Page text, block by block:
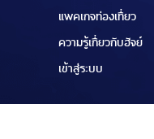
แพคเกจท่องเที่ยว
ความรู้เกี่ยวกับฮัจย์
เข้าสู่ระบบ